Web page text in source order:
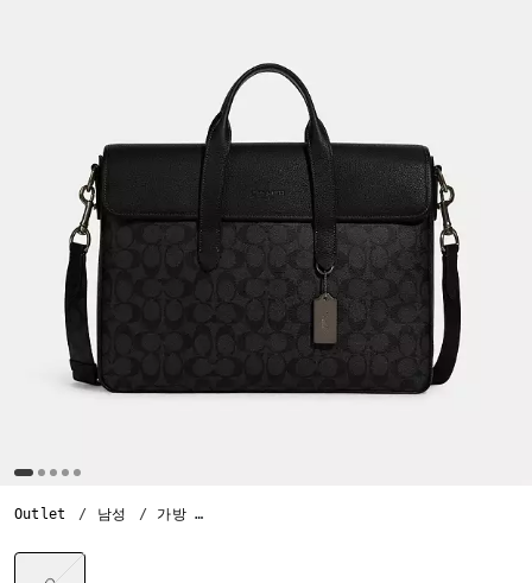
Outlet 남성 가방